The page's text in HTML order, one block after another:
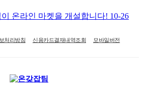
온라인 마켓을 개설합니다! 10-26
처리방침 신용카드결재내역조회 모바일버전